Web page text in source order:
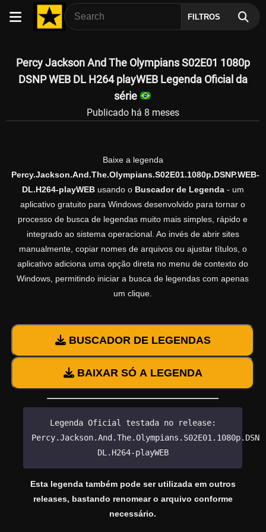
FILTROS
Percy Jackson And The Olympians S02E01 1080p
DSNP WEB DL H264 playWEB Legenda Oficial da
série
Publicado há 8 meses
Baixe a legenda
Percy.Jackson.And.The.Olympians.S02E01.1080p.DSNP.WEB-
DL.H264-playWEBusando o Buscador de Legenda- um
aplicativo gratuito para Windows desenvolvido para tornar o
processo de busca de legendas muito mais simples, rápido e
integrado ao sistema operacional. Ao invés de abrir sites
manualmente, copiar nomes de arquivos ou ajustar títulos, o
aplicativo adiciona uma opção direta no menu de contexto do
Windows, permitindo iniciar a busca de legendas com apenas
um clique.
BUSCADOR DE LEGENDAS
BAIXAR SÓ A LEGENDA
Legenda Oficial testada no release:
DL.H264-playWEB
Esta legenda também pode ser utilizada em outros
releases, bastando renomear o arquivo conforme
necessário.